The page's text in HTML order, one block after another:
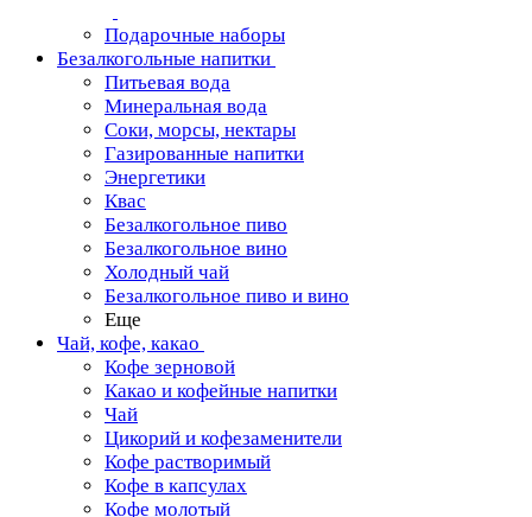
Подарочные наборы
Безалкогольные напитки
Питьевая вода
Минеральная вода
Соки, морсы, нектары
Газированные напитки
Энергетики
Квас
Безалкогольное пиво
Безалкогольное вино
Холодный чай
Безалкогольное пиво и вино
Еще
Чай, кофе, какао
Кофе зерновой
Какао и кофейные напитки
Чай
Цикорий и кофезаменители
Кофе растворимый
Кофе в капсулах
Кофе молотый